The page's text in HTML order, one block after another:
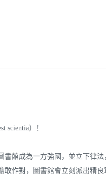
scientia）！
書館成為一方強國，並立下律法
敢作對，圖書館會立刻派出精良